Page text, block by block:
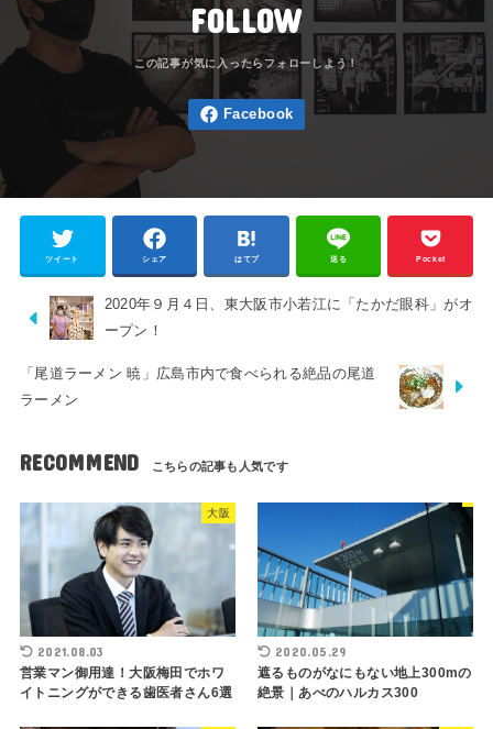
FOLLOW
ツイート シェア はてブ 送る Pocket
2020年９月４日、東大阪市小若江に「たかだ眼科」がオ
ープン！
「尾道ラーメン 暁」広島市内で食べられる絶品の尾道
ラーメン
RECOMMEND
大阪
2021.08.03
営業マン御用達！大阪梅田でホワ
イトニングができる歯医者さん6選
2020.05.29
遮るものがなにもない地上300mの
絶景｜あべのハルカス300